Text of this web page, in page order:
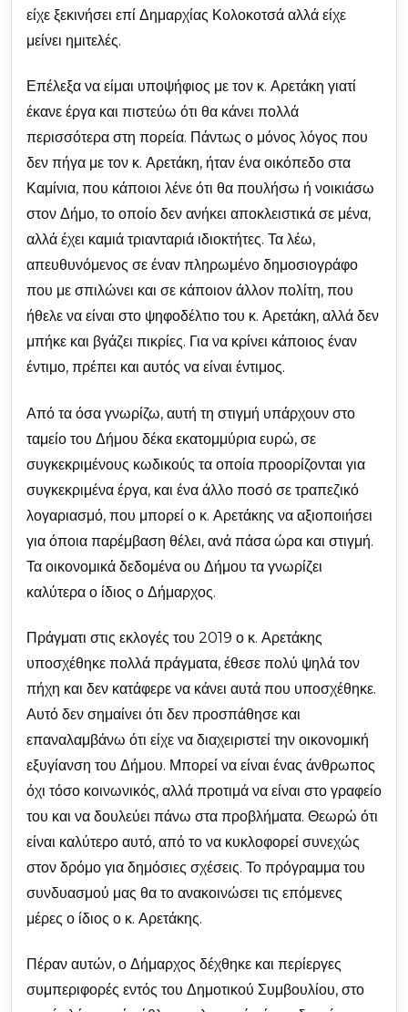
είχε ξεκινήσει επί Δημαρχίας Κολοκοτσά αλλά είχε
μείνει ημιτελές.
Επέλεξα να είμαι υποψήφιος με τον κ. Αρετάκη γιατί
έκανε έργα και πιστεύω ότι θα κάνει πολλά
περισσότερα στη πορεία. Πάντως ο μόνος λόγος που
δεν πήγα με τον κ. Αρετάκη, ήταν ένα οικόπεδο στα
Καμίνια, που κάποιοι λένε ότι θα πουλήσω ή νοικιάσω
στον Δήμο, το οποίο δεν ανήκει αποκλειστικά σε μένα,
αλλά έχει καμιά τριανταριά ιδιοκτήτες. Τα λέω,
απευθυνόμενος σε έναν πληρωμένο δημοσιογράφο
που με σπιλώνει και σε κάποιον άλλον πολίτη, που
ήθελε να είναι στο ψηφοδέλτιο του κ. Αρετάκη, αλλά δεν
μπήκε και βγάζει πικρίες. Για να κρίνει κάποιος έναν
έντιμο, πρέπει και αυτός να είναι έντιμος.
Από τα όσα γνωρίζω, αυτή τη στιγμή υπάρχουν στο
ταμείο του Δήμου δέκα εκατομμύρια ευρώ, σε
συγκεκριμένους κωδικούς τα οποία προορίζονται για
συγκεκριμένα έργα, και ένα άλλο ποσό σε τραπεζικό
λογαριασμό, που μπορεί ο κ. Αρετάκης να αξιοποιήσει
για όποια παρέμβαση θέλει, ανά πάσα ώρα και στιγμή.
Τα οικονομικά δεδομένα ου Δήμου τα γνωρίζει
καλύτερα ο ίδιος ο Δήμαρχος.
Πράγματι στις εκλογές του 2019 ο κ. Αρετάκης
υποσχέθηκε πολλά πράγματα, έθεσε πολύ ψηλά τον
πήχη και δεν κατάφερε να κάνει αυτά που υποσχέθηκε.
Αυτό δεν σημαίνει ότι δεν προσπάθησε και
επαναλαμβάνω ότι είχε να διαχειριστεί την οικονομική
εξυγίανση του Δήμου. Μπορεί να είναι ένας άνθρωπος
όχι τόσο κοινωνικός, αλλά προτιμά να είναι στο γραφείο
του και να δουλεύει πάνω στα προβλήματα. Θεωρώ ότι
είναι καλύτερο αυτό, από το να κυκλοφορεί συνεχώς
στον δρόμο για δημόσιες σχέσεις. Το πρόγραμμα του
συνδυασμού μας θα το ανακοινώσει τις επόμενες
μέρες ο ίδιος ο κ. Αρετάκης.
Πέραν αυτών, ο Δήμαρχος δέχθηκε και περίεργες
συμπεριφορές εντός του Δημοτικού Συμβουλίου, στο